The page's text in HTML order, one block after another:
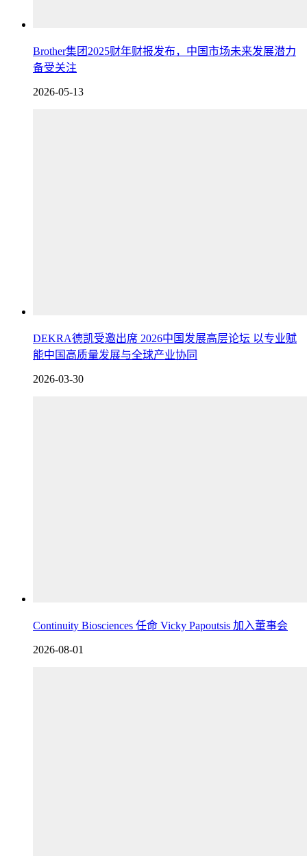
Brother集团2025财年财报发布，中国市场未来发展潜力
备受关注
2026-05-13
DEKRA德凯受邀出席 2026中国发展高层论坛 以专业赋
能中国高质量发展与全球产业协同
2026-03-30
Continuity Biosciences 任命 Vicky Papoutsis 加入董事会
2026-08-01